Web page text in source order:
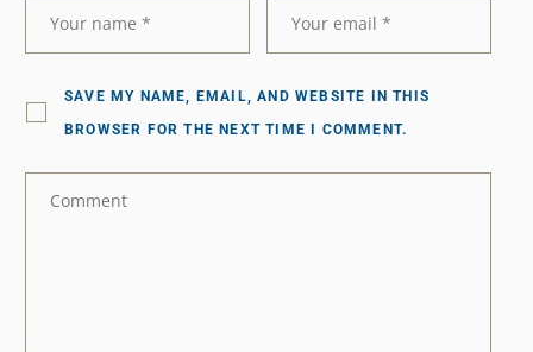
SAVE MY NAME, EMAIL, AND WEBSITE IN THIS
BROWSER FOR THE NEXT TIME I COMMENT.